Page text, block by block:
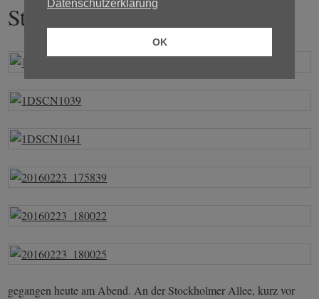
Station zu Fuß
gegangen heute am Abend. An der Stockholmer Allee, kurz vor
Datenschutzerklärung
OK